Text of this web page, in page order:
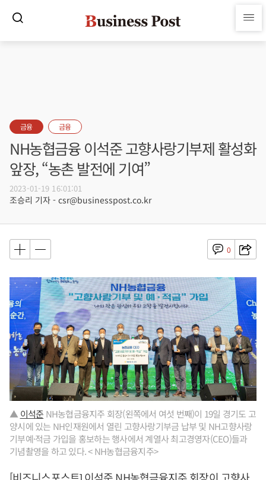
금융 금융
NH농협금융 이석준 고향사랑기부제 활성화
앞장, “농촌 발전에 기여”
2023-01-19 16:01:01
조승리 기자 - csr@businesspost.co.kr
0
▲ 이석준 NH농협금융지주 회장(왼쪽에서 여섯 번째)이 19일 경기도 고
양시에 있는 NH인재원에서 열린 고향사랑기부금 납부 및 NH고향사랑
기부예·적금 가입을 홍보하는 행사에서 계열사 최고경영자(CEO)들과
기념촬영을 하고 있다. < NH농협금융지주>